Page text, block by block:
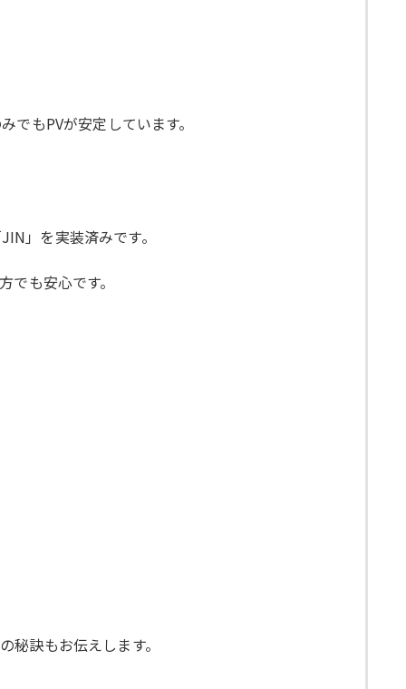
もPVが安定しています。
」を実装済みです。
も安心です。
訣もお伝えします。